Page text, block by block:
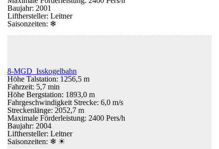
Baujahr: 2001
Lifthersteller: Leitner
Saisonzeiten: ❄
8-MGD Isskogelbahn
Höhe Talstation: 1256,5 m
Fahrzeit: 5,7 min
Höhe Bergstation: 1893,0 m
Fahrgeschwindigkeit Strecke: 6,0 m/s
Streckenlänge: 2052,7 m
Maximale Förderleistung: 2400 Pers/h
Baujahr: 2004
Lifthersteller: Leitner
Saisonzeiten: ❄ ☀